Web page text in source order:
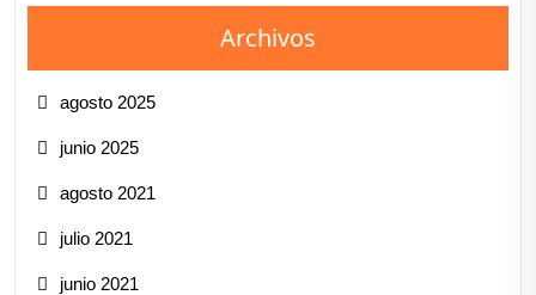
Archivos
agosto 2025
junio 2025
agosto 2021
julio 2021
junio 2021